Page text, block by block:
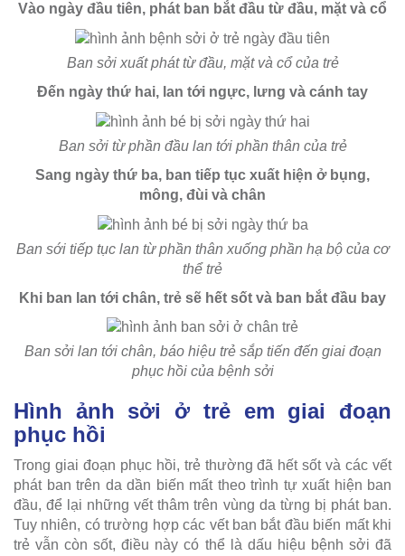
Vào ngày đầu tiên, phát ban bắt đầu từ đầu, mặt và cổ
Ban sởi xuất phát từ đầu, mặt và cổ của trẻ
Đến ngày thứ hai, lan tới ngực, lưng và cánh tay
Ban sởi từ phần đầu lan tới phần thân của trẻ
Sang ngày thứ ba, ban tiếp tục xuất hiện ở bụng,
mông, đùi và chân
Ban sới tiếp tục lan từ phần thân xuống phần hạ bộ của cơ
thể trẻ
Khi ban lan tới chân, trẻ sẽ hết sốt và ban bắt đầu bay
Ban sởi lan tới chân, báo hiệu trẻ sắp tiến đến giai đoạn
phục hồi của bệnh sởi
Hình ảnh sởi ở trẻ em giai đoạn
phục hồi
Trong giai đoạn phục hồi, trẻ thường đã hết sốt và các vết
phát ban trên da dần biến mất theo trình tự xuất hiện ban
đầu, để lại những vết thâm trên vùng da từng bị phát ban.
Tuy nhiên, có trường hợp các vết ban bắt đầu biến mất khi
trẻ vẫn còn sốt, điều này có thể là dấu hiệu bệnh sởi đã